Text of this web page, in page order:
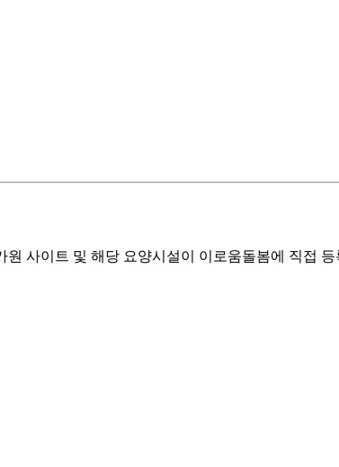
사이트 및 해당 요양시설이 이로움돌봄에 직접